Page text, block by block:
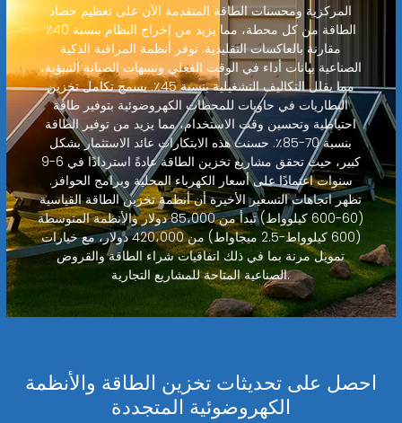
المركزية ومحسنات الطاقة المتقدمة الآن على تعظيم حصاد
الطاقة من كل محطة، مما يزيد من إخراج النظام بنسبة 40٪
مقارنة بالعاكسات التقليدية. توفر أنظمة المراقبة الذكية
الصناعية بيانات أداء في الوقت الفعلي وتنبيهات الصيانة التنبؤية،
مما يقلل التكاليف التشغيلية بنسبة 45٪. يسمح تكامل تخزين
البطاريات في حاويات للمحطات الكهروضوئية بتوفير طاقة
احتياطية وتحسين وقت الاستخدام، مما يزيد من توفير الطاقة
بنسبة 70-85٪. حسنت هذه الابتكارات عائد الاستثمار بشكل
كبير، حيث تحقق مشاريع تخزين الطاقة عادةً استردادًا في 6-9
سنوات اعتمادًا على أسعار الكهرباء المحلية وبرامج الحوافز.
تظهر اتجاهات التسعير الأخيرة أن أنظمة تخزين الطاقة القياسية
(60-600 كيلوواط) تبدأ من 85،000 دولار والأنظمة المتوسطة
(600 كيلوواط-2.5 ميجاواط) من 420،000 دولار، مع خيارات
تمويل مرنة بما في ذلك اتفاقيات شراء الطاقة والقروض
الصناعية المتاحة للمشاريع التجارية.
احصل على تحديثات تخزين الطاقة والأنظمة
الكهروضوئية المتجددة